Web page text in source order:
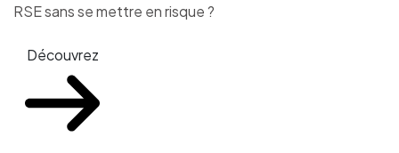
RSE sans se mettre en risque ?
Découvrez